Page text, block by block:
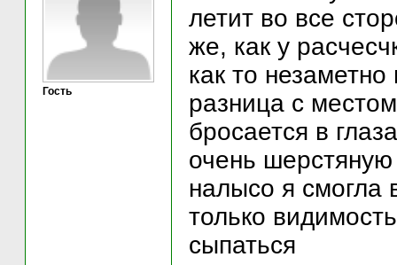
Гость
летит во все
же, как у
как то
разница с
бросается в
очень
налысо я смогла
только
сыпаться